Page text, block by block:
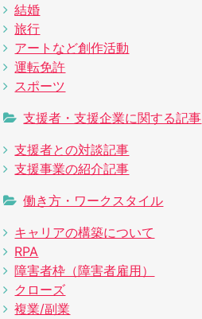
結婚
旅行
アートなど創作活動
運転免許
スポーツ
支援者・支援企業に関する記事
支援者との対談記事
支援事業の紹介記事
働き方・ワークスタイル
キャリアの構築について
RPA
障害者枠（障害者雇用）
クローズ
複業/副業